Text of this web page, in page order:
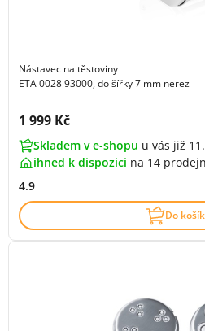
Nástavec na těstoviny
ETA 0028 93000, do šířky 7 mm nerez
Cena s DPH:
1 999 Kč
Skladem v e-shopu u vás již
ihned k dispozici na 14
4.9
Do